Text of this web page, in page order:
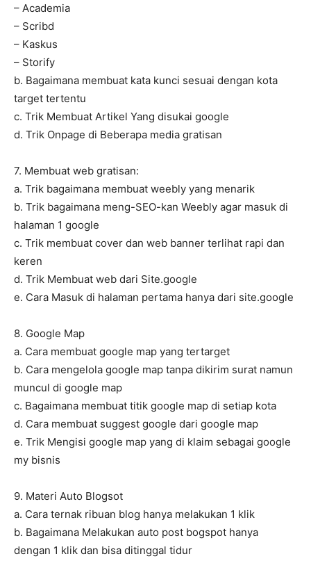
– Academia
– Scribd
– Kaskus
– Storify
b. Bagaimana membuat kata kunci sesuai dengan kota
target tertentu
c. Trik Membuat Artikel Yang disukai google
d. Trik Onpage di Beberapa media gratisan
7. Membuat web gratisan:
a. Trik bagaimana membuat weebly yang menarik
b. Trik bagaimana meng-SEO-kan Weebly agar masuk di
halaman 1 google
c. Trik membuat cover dan web banner terlihat rapi dan
keren
d. Trik Membuat web dari Site.google
e. Cara Masuk di halaman pertama hanya dari site.google
8. Google Map
a. Cara membuat google map yang tertarget
b. Cara mengelola google map tanpa dikirim surat namun
muncul di google map
c. Bagaimana membuat titik google map di setiap kota
d. Cara membuat suggest google dari google map
e. Trik Mengisi google map yang di klaim sebagai google
my bisnis
9. Materi Auto Blogsot
a. Cara ternak ribuan blog hanya melakukan 1 klik
b. Bagaimana Melakukan auto post bogspot hanya
dengan 1 klik dan bisa ditinggal tidur